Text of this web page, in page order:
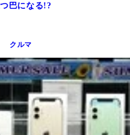
巴になる!?
クルマ